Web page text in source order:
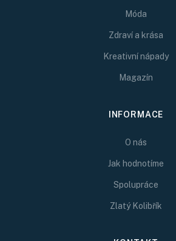
Móda
Zdraví a krása
Kreativní nápady
Magazín
INFORMACE
O nás
Jak hodnotíme
Spolupráce
Zlatý Kolibřík